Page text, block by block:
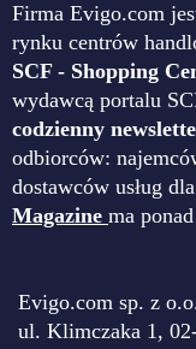
Firma Evigo.com
rynku centrów
SCF - Shopping
wydawcą portalu
codzienny
odbiorców:
dostawców usług
Magazine ma
Evigo.com sp. z
ul. Klimczaka 1,